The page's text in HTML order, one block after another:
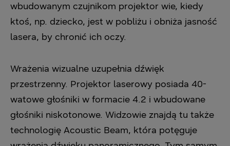
wbudowanym czujnikom projektor wie, kiedy
ktoś, np. dziecko, jest w pobliżu i obniża jasność
lasera, by chronić ich oczy.
Wrażenia wizualne uzupełnia dźwięk
przestrzenny. Projektor laserowy posiada 40-
watowe głośniki w formacie 4.2 i wbudowane
głośniki niskotonowe. Widzowie znajdą tu także
technologię Acoustic Beam, która potęguje